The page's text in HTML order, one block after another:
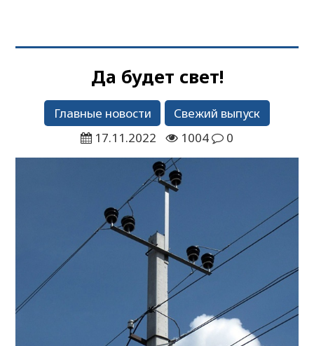
Да будет свет!
Главные новости
Свежий выпуск
17.11.2022
1004 0